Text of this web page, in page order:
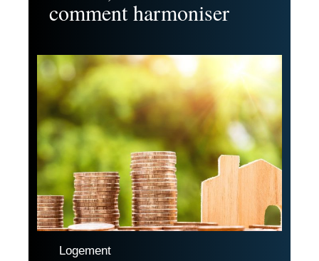
comment harmoniser
Logement